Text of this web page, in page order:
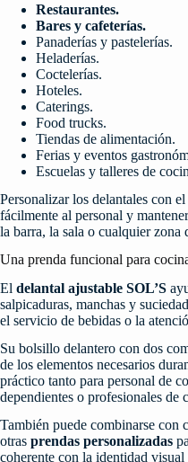
Restaurantes.
Bares y cafeterías.
Panaderías y pastelerías.
Heladerías.
Coctelerías.
Hoteles.
Caterings.
Food trucks.
Tiendas de alimentación.
Ferias y eventos
Escuelas y talleres de
Personalizar los delantales con
fácilmente al personal y
la barra, la sala o cualquier zona
Una prenda funcional para
El delantal ajustable SOL’S
salpicaduras, manchas y
el servicio de bebidas o la
Su bolsillo delantero con dos
de los elementos necesarios
práctico tanto para personal de
dependientes o profesionales de
También puede combinarse con
otras prendas personalizadas
coherente con la identidad